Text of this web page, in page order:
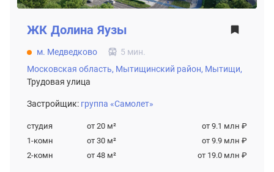
ЖК Долина Яузы
м. Медведково
5 мин.
Московская область, Мытищинский район, Мытищи,
Трудовая улица
Застройщик: группа «Самолет»
студия от 20 м²
от 9.1 млн ₽
1-комн
от 30 м²
от 9.9 млн ₽
2-комн
от 48 м² от 19.0 млн ₽